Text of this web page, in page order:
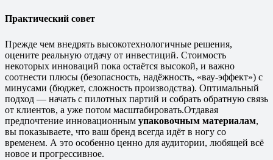
Практический совет
Прежде чем внедрять высокотехнологичные решения,
оцените реальную отдачу от инвестиций. Стоимость
некоторых инноваций пока остаётся высокой, и важно
соотнести плюсы (безопасность, надёжность, «вау-эффект») с
минусами (бюджет, сложность производства). Оптимальный
подход — начать с пилотных партий и собрать обратную связь
от клиентов, а уже потом масштабировать.Отдавая
предпочтение инновационным упаковочным материалам,
вы показываете, что ваш бренд всегда идёт в ногу со
временем. А это особенно ценно для аудитории, любящей всё
новое и прогрессивное.